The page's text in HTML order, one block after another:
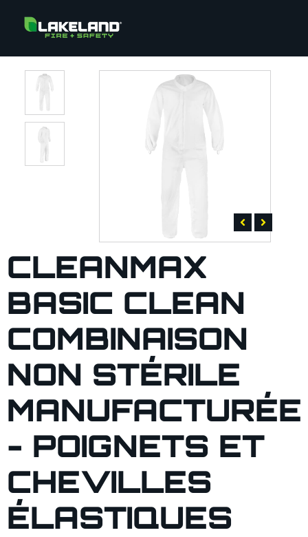
CLEANMAX
BASIC CLEAN
COMBINAISON
NON STÉRILE
MANUFACTURÉE
- POIGNETS ET
CHEVILLES
ÉLASTIQUES